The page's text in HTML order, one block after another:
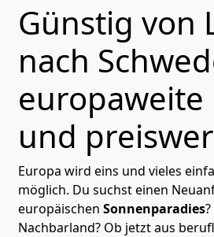
Günstig von
nach
europaweite
und
Europa wird eins und vieles
möglich. Du suchst einen
europäischen Sonnenparadies
Nachbarland? Ob jetzt aus